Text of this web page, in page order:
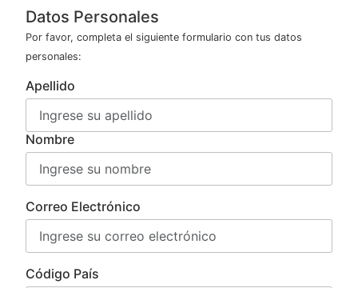
Datos Personales
Por favor, completa el siguiente formulario con tus datos
personales:
Apellido
Nombre
Correo Electrónico
Código País